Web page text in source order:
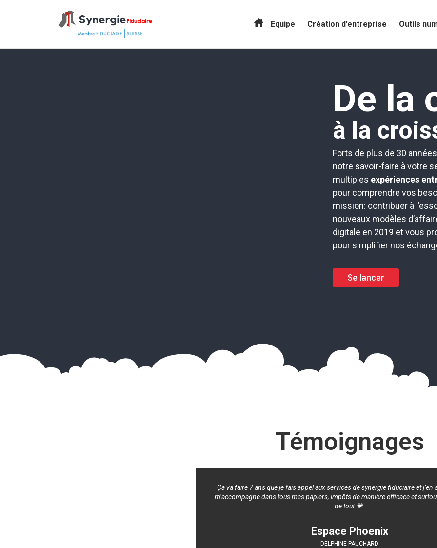
Equipe Création d’entreprise Outils
De la
à la
Forts de plus de 30
notre savoir-faire à votre
multiples expériences
pour comprendre vos
mission: contribuer à
nouveaux modèles
digitale en 2019 et vous
pour simplifier nos
Se lancer
Témoignages
Ça va faire 7 ans que je fais appel aux services de synergie fiduciaire et j’en
m’accompagne dans tous mes papiers, impôts de manière efficace et
de tout 💗.
Espace Phoenix
DELPHINE PAUCHARD